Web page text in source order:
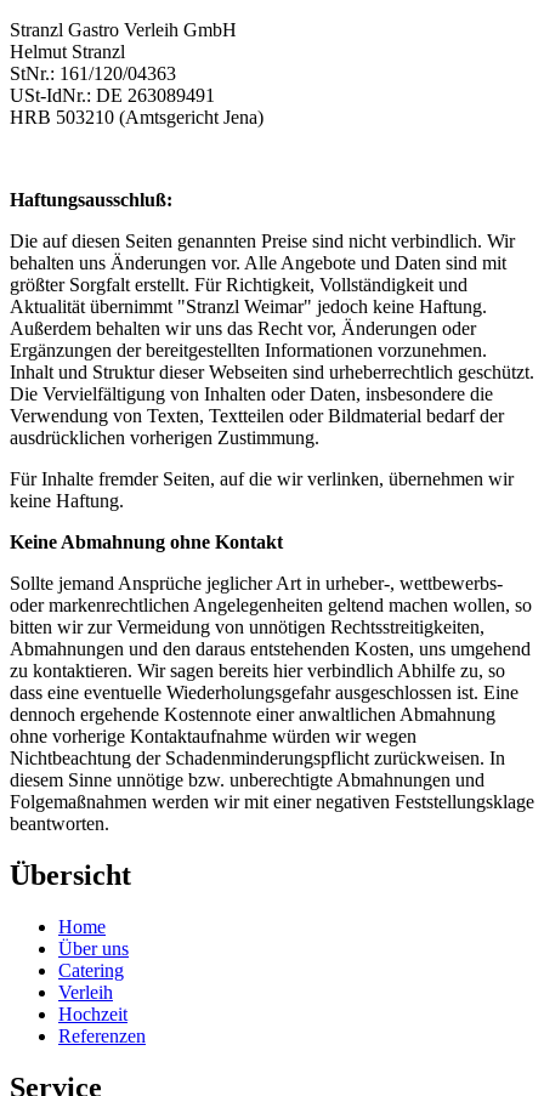
Stranzl Gastro Verleih GmbH
Helmut Stranzl
StNr.: 161/120/04363
USt-IdNr.: DE 263089491
HRB 503210 (Amtsgericht Jena)
Haftungsausschluß:
Die auf diesen Seiten genannten Preise sind nicht verbindlich. Wir
behalten uns Änderungen vor. Alle Angebote und Daten sind mit
größter Sorgfalt erstellt. Für Richtigkeit, Vollständigkeit und
Aktualität übernimmt "Stranzl Weimar" jedoch keine Haftung.
Außerdem behalten wir uns das Recht vor, Änderungen oder
Ergänzungen der bereitgestellten Informationen vorzunehmen.
Inhalt und Struktur dieser Webseiten sind urheberrechtlich geschützt.
Die Vervielfältigung von Inhalten oder Daten, insbesondere die
Verwendung von Texten, Textteilen oder Bildmaterial bedarf der
ausdrücklichen vorherigen Zustimmung.
Für Inhalte fremder Seiten, auf die wir verlinken, übernehmen wir
keine Haftung.
Keine Abmahnung ohne Kontakt
Sollte jemand Ansprüche jeglicher Art in urheber-, wettbewerbs-
oder markenrechtlichen Angelegenheiten geltend machen wollen, so
bitten wir zur Vermeidung von unnötigen Rechtsstreitigkeiten,
Abmahnungen und den daraus entstehenden Kosten, uns umgehend
zu kontaktieren. Wir sagen bereits hier verbindlich Abhilfe zu, so
dass eine eventuelle Wiederholungsgefahr ausgeschlossen ist. Eine
dennoch ergehende Kostennote einer anwaltlichen Abmahnung
ohne vorherige Kontaktaufnahme würden wir wegen
Nichtbeachtung der Schadenminderungspflicht zurückweisen. In
diesem Sinne unnötige bzw. unberechtigte Abmahnungen und
Folgemaßnahmen werden wir mit einer negativen Feststellungsklage
beantworten.
Übersicht
Home
Über uns
Catering
Verleih
Hochzeit
Referenzen
Service